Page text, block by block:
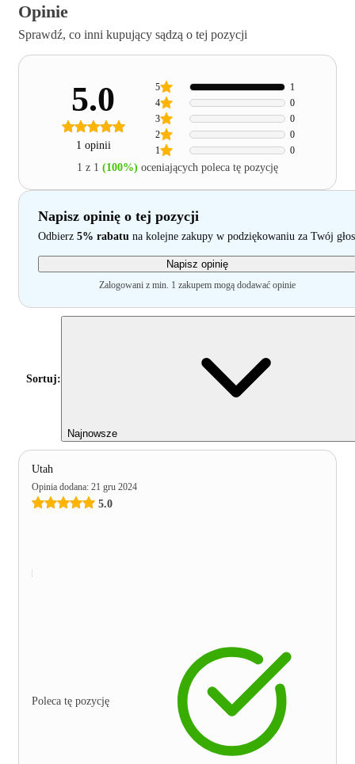
Opinie
Sprawdź, co inni kupujący sądzą o tej pozycji
5.0
1 opinii 1 0
2 0
3 0
4 0
5 1
1 z 1 (100%) oceniających poleca tę pozycję
Napisz opinię o tej pozycji
Odbierz 5% rabatu na kolejne zakupy w podziękowaniu za Twój głos
Napisz opinię
Zalogowani z min. 1 zakupem mogą dodawać opinie
Sortuj:
Najnowsze
Utah
Opinia dodana: 21 gru 2024
5.0
Poleca tę pozycję